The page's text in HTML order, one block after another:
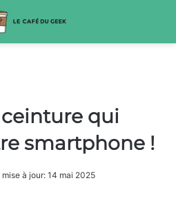
ceinture qui
smartphone !
mise à jour: 14 mai 2025